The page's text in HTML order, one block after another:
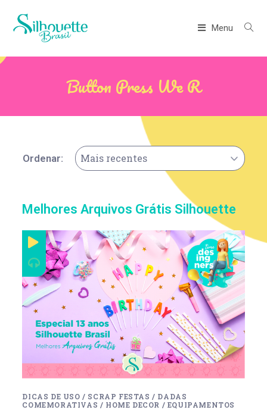
Menu
Button Press We R
Ordenar: Mais recentes
Melhores Arquivos Grátis Silhouette
DICAS DE USO / SCRAP FESTAS / DADAS
COMEMORATIVAS / HOME DECOR / EQUIPAMENTOS